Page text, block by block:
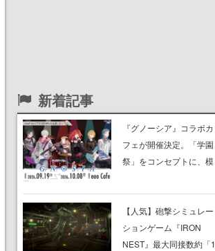
新着記事
『グノーシア』コラボカ
フェが開催決定。「学園
祭」をコンセプトに、模
たちが学祭バンドを楽し
む様子を切り取った新グ
ッズが展開
【人気】砲撃シミュレー
ションゲーム『IRON
NEST』最大同接数約「1